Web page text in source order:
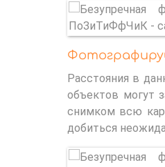
Расстояния в
объектов могут
снимком всю
добиться